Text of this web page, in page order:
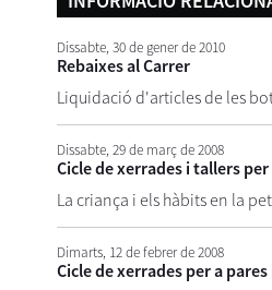
Dissabte, 30de generde2010
Rebaixes al Carrer
Liquidació d'articles de les
Dissabte, 29de marçde2008
Cicle de xerrades i tallers
La criança i els hàbits en la
Dimarts, 12defebrerde2008
Cicle de xerrades per a